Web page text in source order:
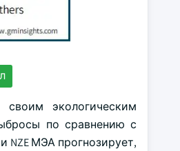
экологическим
по сравнению с
NZE МЭА прогнозирует,